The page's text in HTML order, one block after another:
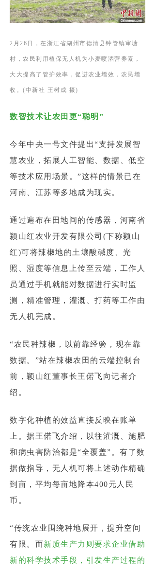
2月26日，在浙江省湖州市德清县钟管镇审塘
村，农民利用植保无人机为小麦喷洒营养素，
大大提高了管护效率，促进农业增效，农民增
收。(中新社 王树成 摄)
数智技术让农田更“聪明”
今年中央一号文件提出“支持发展智
慧农业，拓展人工智能、数据、低空
等技术应用场景。”这样的情景已在
河南、江苏等多地成为现实。
通过遍布在田地间的传感器，河南省
颍山红农业开发有限公司(下称颖山
红)可将辣椒地的土壤酸碱度、光
照、湿度等信息上传至云端，工作人
员通过手机就能对数据进行实时监
测，精准管理，灌溉、打药等工作由
无人机完成。
“农民种辣椒，以前靠经验，现在靠
数据。”站在辣椒农田的云端控制台
前，颖山红董事长王偌飞向记者介
绍。
数字化种植的效益直接反映在账单
上。据王偌飞介绍，以往灌溉、施肥
和病虫害防治都是“全覆盖”。有了数
据做指导，无人机可将上述动作精确
到亩，平均每亩地降本400元人民
币。
“传统农业围绕种地展开，提升空间
有限。而 新质生产力则要求企业借助
新的科学技术手段，引发生产过程的